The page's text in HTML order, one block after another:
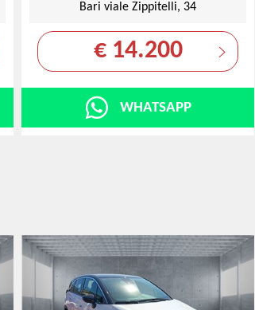
Bari viale Zippitelli, 34
€ 14.200
WHATSAPP